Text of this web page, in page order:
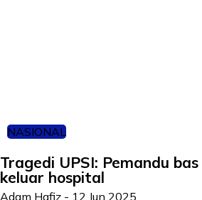
NASIONAL
Tragedi UPSI: Pemandu
keluar hospital
Adam Hafiz - 12 Jun 2025